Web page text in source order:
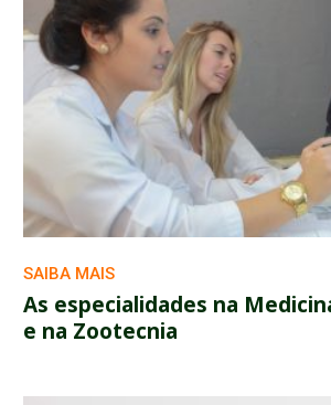
SAIBA MAIS
As especialidades na
e na Zootecnia